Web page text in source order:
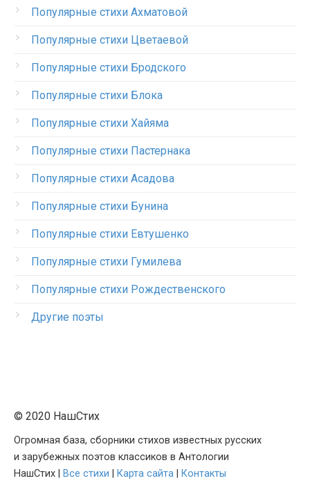
Популярные стихи Ахматовой
Популярные стихи Цветаевой
Популярные стихи Бродского
Популярные стихи Блока
Популярные стихи Хайяма
Популярные стихи Пастернака
Популярные стихи Асадова
Популярные стихи Бунина
Популярные стихи Евтушенко
Популярные стихи Гумилева
Популярные стихи Рождественского
Другие поэты
© 2020 НашСтих
Огромная база, сборники стихов известных русских
и зарубежных поэтов классиков в Антологии
НашСтих |
Все стихи Карта сайта
Контакты